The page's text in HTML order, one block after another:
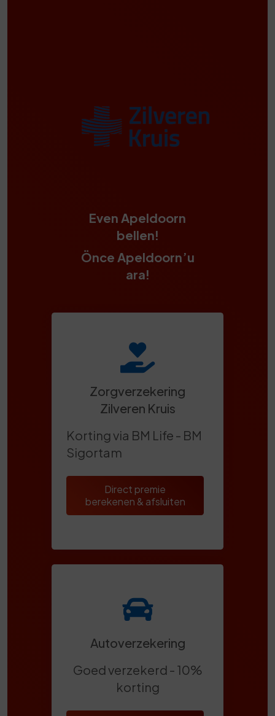
Even Apeldoorn
bellen!
Önce Apeldoorn’u
ara!
Zorgverzekering
Zilveren Kruis
Korting via BM Life - BM
Sigortam
Direct premie
berekenen & afsluiten
Autoverzekering
Goed verzekerd - 10%
korting